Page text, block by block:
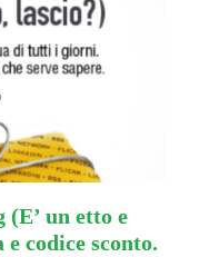
un etto e
codice sconto.